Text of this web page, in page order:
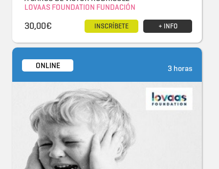
LOVAAS FOUNDATION FUNDACIÓN
30,00€ + INFO
INSCRÍBETE
3 horas
ONLINE